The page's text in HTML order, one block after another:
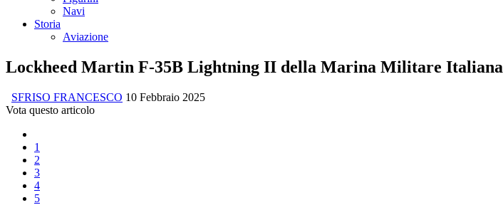
Navi
Storia
Aviazione
Lockheed Martin F-35B Lightning II della Marina Militare Italiana
SFRISO FRANCESCO 10 Febbraio 2025
Vota questo articolo
1
2
3
4
5